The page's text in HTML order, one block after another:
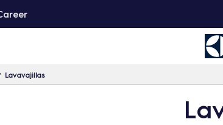
Lavavajillas